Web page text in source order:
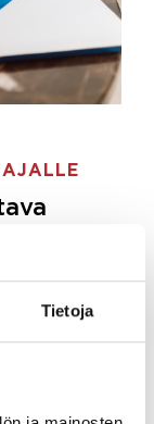
Tietoja
juuri